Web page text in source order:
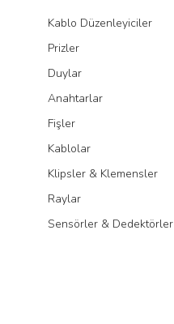
Kablo Düzenleyiciler
Prizler
Duylar
Anahtarlar
Fişler
Kablolar
Klipsler & Klemensler
Raylar
Sensörler & Dedektörler